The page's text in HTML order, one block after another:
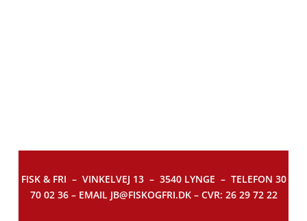
FISK & FRI – VINKELVEJ 13 – 3540 LYNGE – TELEFON 30
70 02 36 – EMAIL JB@FISKOGFRI.DK – CVR: 26 29 72 22